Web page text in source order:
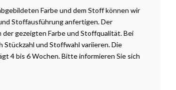
Farbe und dem Stoff können wir
Stoffausführung anfertigen. Der
der gezeigten Farbe und Stoffqualität. Bei
Stückzahl und Stoffwahl variieren. Die
4 bis 6 Wochen. Bitte informieren Sie sich